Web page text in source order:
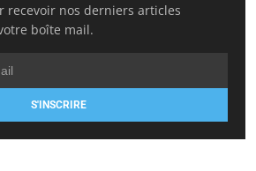
recevoir nos derniers articles
boîte mail.
S'INSCRIRE